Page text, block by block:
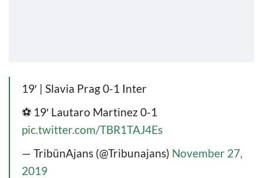
19′ | Slavia Prag 0-1 Inter
⚽️ 19′ Lautaro Martinez 0-1
pic.twitter.com/TBR1TAJ4Es
— TribünAjans (@Tribunajans) November 27,
2019